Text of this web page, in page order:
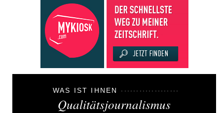
WAS IST IHNEN
Qualitätsjournalismus